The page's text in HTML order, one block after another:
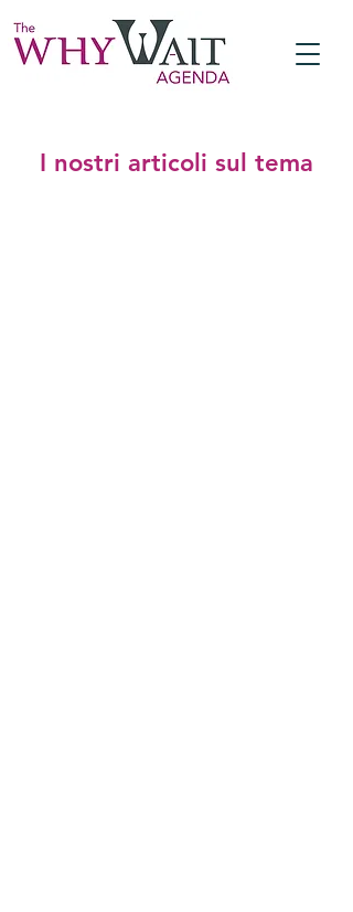
I nostri articoli sul tema